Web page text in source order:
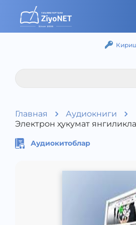
Главная
Аудиокниги
Электрон ҳукумат
Аудиокитоблар